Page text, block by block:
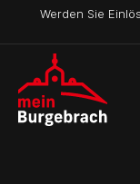
Werden Sie